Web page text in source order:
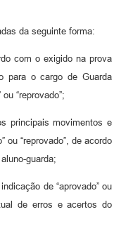
da seguinte forma:
com o exigido na prova
para o cargo de Guarda
“reprovado”;
principais movimentos e
ou “reprovado”, de acordo
guarda;
de “aprovado” ou
de erros e acertos do